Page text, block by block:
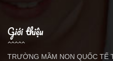
Giới thiệu
TRƯỜNG MẦM NON QUỐC TẾ